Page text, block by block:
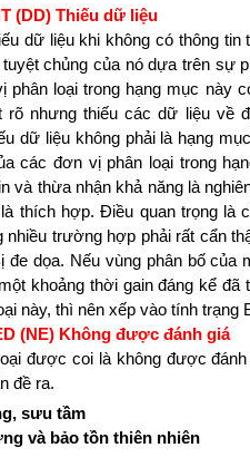
(DD) Thiếu dữ liệu
dữ liệu khi không có thông
chủng của nó dựa trên sự
phân loại trong hạng mục này
nhưng thiếu các dữ liệu về
dữ liệu không phải là hạng
các đơn vị phân loại trong
và thừa nhận khả năng là
là thích hợp. Điều quan trọng
nhiều trường hợp phải rất cẩn
đe dọa. Nếu vùng phân bố của
khoảng thời gain đáng kể
này, thì nên xếp vào tính trạng
(NE) Không được đánh giá
được coi là không được
đề ra.
sưu tầm
và bảo tồn thiên nhiên